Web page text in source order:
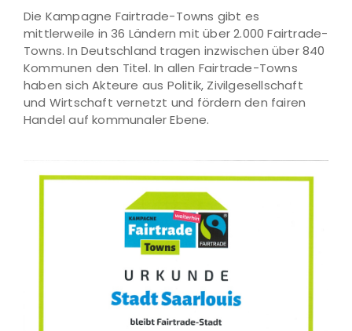
Die Kampagne Fairtrade-Towns gibt es
mittlerweile in 36 Ländern mit über 2.000 Fairtrade-
Towns. In Deutschland tragen inzwischen über 840
Kommunen den Titel. In allen Fairtrade-Towns
haben sich Akteure aus Politik, Zivilgesellschaft
und Wirtschaft vernetzt und fördern den fairen
Handel auf kommunaler Ebene.